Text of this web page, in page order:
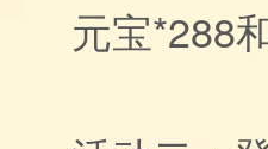
元宝*288